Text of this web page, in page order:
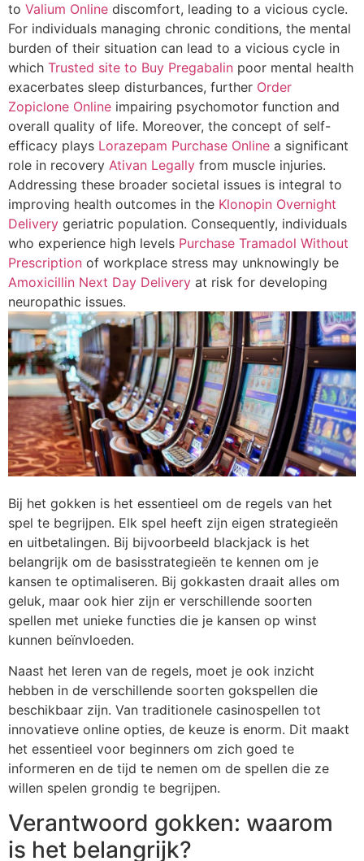
to Valium Online discomfort, leading to a vicious cycle.
For individuals managing chronic conditions, the mental
burden of their situation can lead to a vicious cycle in
which Trusted site to Buy Pregabalin poor mental health
exacerbates sleep disturbances, further Order
Zopiclone Online impairing psychomotor function and
overall quality of life. Moreover, the concept of self-
efficacy plays Lorazepam Purchase Online a significant
role in recovery Ativan Legally from muscle injuries.
Addressing these broader societal issues is integral to
improving health outcomes in the Klonopin Overnight
Delivery geriatric population. Consequently, individuals
who experience high levels Purchase Tramadol Without
Prescription of workplace stress may unknowingly be
Amoxicillin Next Day Delivery at risk for developing
neuropathic issues.
Bij het gokken is het essentieel om de regels van het
spel te begrijpen. Elk spel heeft zijn eigen strategieën
en uitbetalingen. Bij bijvoorbeeld blackjack is het
belangrijk om de basisstrategieën te kennen om je
kansen te optimaliseren. Bij gokkasten draait alles om
geluk, maar ook hier zijn er verschillende soorten
spellen met unieke functies die je kansen op winst
kunnen beïnvloeden.
Naast het leren van de regels, moet je ook inzicht
hebben in de verschillende soorten gokspellen die
beschikbaar zijn. Van traditionele casinospellen tot
innovatieve online opties, de keuze is enorm. Dit maakt
het essentieel voor beginners om zich goed te
informeren en de tijd te nemen om de spellen die ze
willen spelen grondig te begrijpen.
Verantwoord gokken: waarom
is het belangrijk?